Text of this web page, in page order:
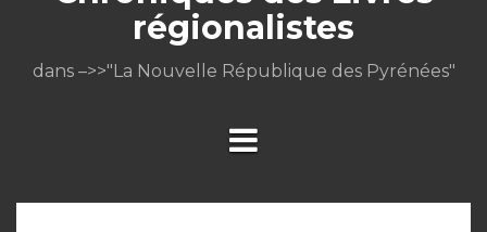
régionalistes
dans –>>"La Nouvelle République des Pyrénées"